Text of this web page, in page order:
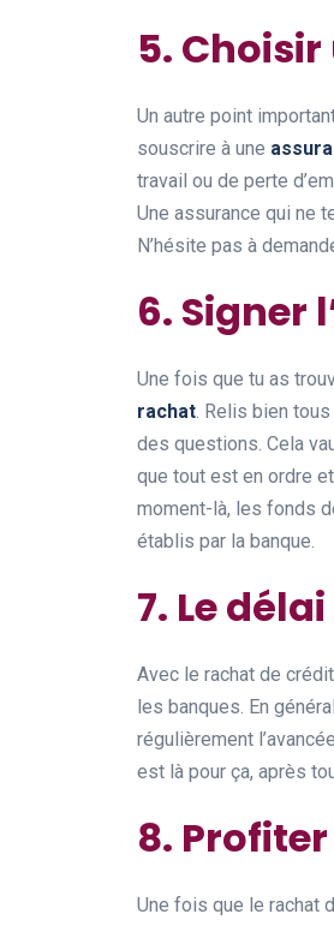
5.
Un autre point
souscrire à une
travail ou de perte
Une assurance qui ne
N’hésite pas à
6. Signer
Une fois que tu as
rachat. Relis bien
des questions. Cela
que tout est en ordre
moment-là, les fonds
établis par la banque.
7. Le
Avec le rachat de
les banques. En
régulièrement
est là pour ça, après
8.
Une fois que le rachat